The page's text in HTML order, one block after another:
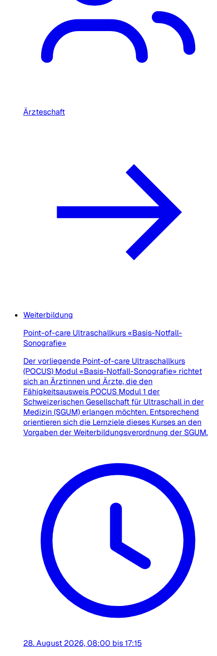
Ärzteschaft
Weiterbildung
Point-of-care Ultraschallkurs «Basis-Notfall-
Sonografie»
Der vorliegende Point-of-care Ultraschallkurs
(POCUS) Modul «Basis-Notfall-Sonografie» richtet
sich an Ärztinnen und Ärzte, die den
Fähigkeitsausweis POCUS Modul 1 der
Schweizerischen Gesellschaft für Ultraschall in der
Medizin (SGUM) erlangen möchten. Entsprechend
orientieren sich die Lernziele dieses Kurses an den
Vorgaben der Weiterbildungsverordnung der SGUM.
28. August 2026, 08:00 bis 17:15